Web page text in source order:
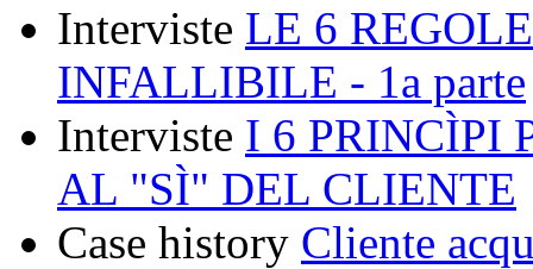
Interviste LE 6
INFALLIBILE - 1a parte
Interviste I 6 PRINCÌPI
AL "SÌ" DEL CLIENTE
Case history Cliente